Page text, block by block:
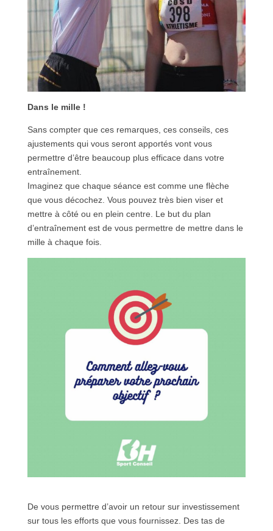
Dans le mille !
Sans compter que ces remarques, ces conseils, ces
ajustements qui vous seront apportés vont vous
permettre d’être beaucoup plus efficace dans votre
entraînement.
Imaginez que chaque séance est comme une flèche
que vous décochez. Vous pouvez très bien viser et
mettre à côté ou en plein centre. Le but du plan
d’entraînement est de vous permettre de mettre dans le
mille à chaque fois.
De vous permettre d’avoir un retour sur investissement
sur tous les efforts que vous fournissez. Des tas de